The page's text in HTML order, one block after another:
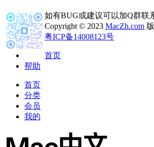
如有BUG或建议可以加Q群联
Copyright © 2023 MacZh.com
粤ICP备14008123号
首页
帮助
首页
分类
会员
我的